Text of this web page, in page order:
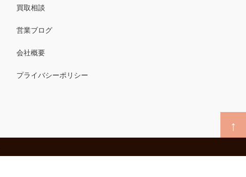
買取相談
営業ブログ
会社概要
プライバシーポリシー